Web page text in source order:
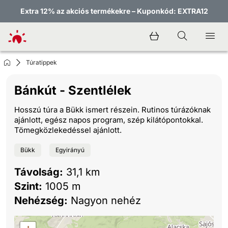
Extra 12% az akciós termékekre – Kuponkód: EXTRA12
Túratippek
Bánkút - Szentlélek
Hosszú túra a Bükk ismert részein. Rutinos túrázóknak
ajánlott, egész napos program, szép kilátópontokkal.
Tömegközlekedéssel ajánlott.
Bükk Egyirányú
Távolság: 31,1 km
Szint: 1005 m
Nehézség: Nagyon nehéz